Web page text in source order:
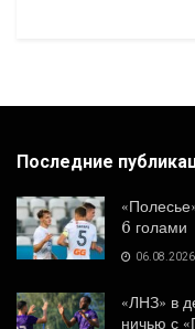
Последние
6 голами
06.08.2026
«ЛНЗ» в
ничью с